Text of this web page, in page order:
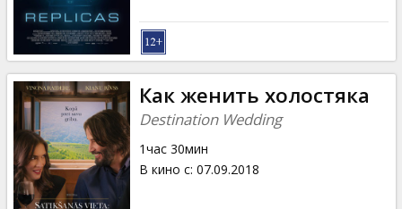
Как женить холостяка
Destination Wedding
1час 30мин
В кино с: 07.09.2018